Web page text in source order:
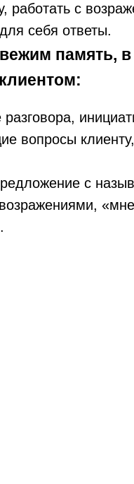
работать с
себя ответы.
память, в
вопросы
с